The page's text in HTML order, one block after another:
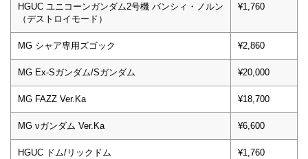
HGUC ユニコーンガンダム2号機 バンシィ・ノルン
（デストロイモード）
¥1,760
MG シャア専用ズゴック ¥2,860
MG Ex-Sガンダム/Sガンダム ¥20,000
MG FAZZ Ver.Ka ¥18,700
MG νガンダム Ver.Ka ¥6,600
HGUC ドム/リックドム ¥1,760